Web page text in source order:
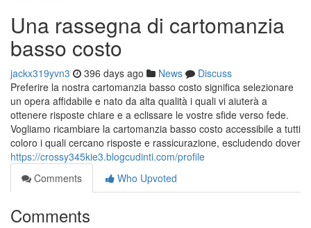
Una rassegna di cartomanzia
basso costo
jackx319yvn3 396 days ago News
Discuss
Preferire la nostra cartomanzia basso costo significa selezionare
un opera affidabile e nato da alta qualità i quali vi aiuterà a
ottenere risposte chiare e a eclissare le vostre sfide verso fede.
Vogliamo ricambiare la cartomanzia basso costo accessibile a tutti
coloro i quali cercano risposte e rassicurazione, escludendo dover
https://crossy345kie3.blogcudinti.com/profile
Comments
Who Upvoted
Comments